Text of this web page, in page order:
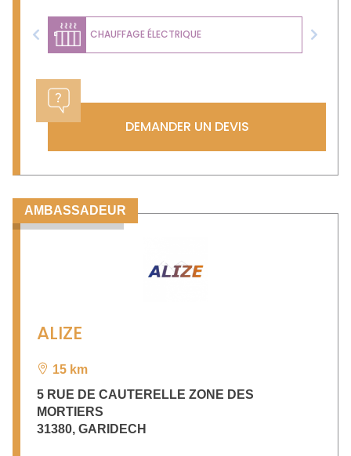
CHAUFFAGE ÉLECTRIQUE
Previous Next
DEMANDER UN DEVIS
AMBASSADEUR
ALIZE
15 km
5 RUE DE CAUTERELLE ZONE DES
MORTIERS
31380, GARIDECH